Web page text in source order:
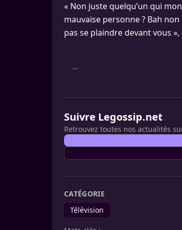
« Non juste quelqu’un qui
mauvaise personne ? Bah
pas se plaindre devant vous
...
Suivre Legossip.net
Retrouvez toutes nos actualités
CATÉGORIE
Télévision